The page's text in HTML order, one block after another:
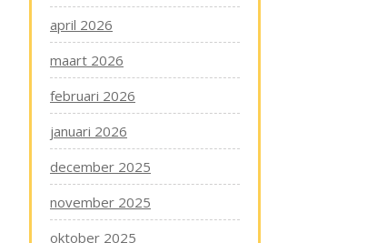
april 2026
maart 2026
februari 2026
januari 2026
december 2025
november 2025
oktober 2025